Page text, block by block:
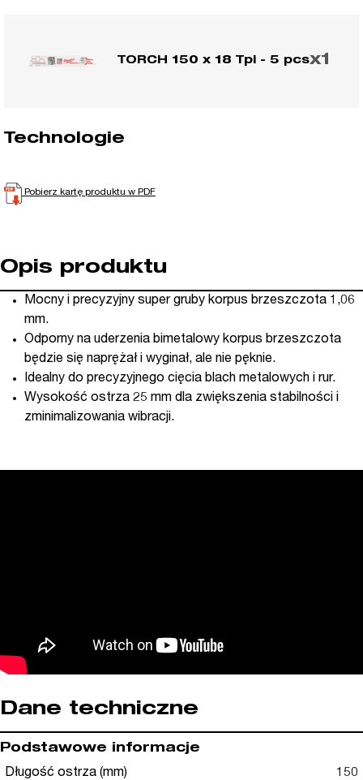
TORCH 150 x 18 Tpi - 5 pcsx1
Technologie
Pobierz kartę produktu w PDF
Opis produktu
Mocny i precyzyjny super gruby korpus brzeszczota 1,06
mm.
Odporny na uderzenia bimetalowy korpus brzeszczota
będzie się naprężał i wyginał, ale nie pęknie.
Idealny do precyzyjnego cięcia blach metalowych i rur.
Wysokość ostrza 25 mm dla zwiększenia stabilności i
zminimalizowania wibracji.
Dane techniczne
Podstawowe informacje
Długość ostrza (mm)
150